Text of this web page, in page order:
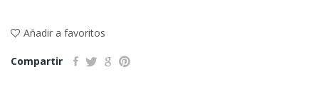
Añadir a favoritos
Compartir